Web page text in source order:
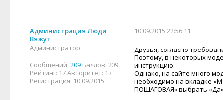
Администрация Люди
Вяжут
Администратор
Сообщений: 209 Баллов: 209
Рейтинг: 17Авторитет: 17
Регистрация: 10.09.2015
10.09.2015 22:56:11
Друзья, согласно
Поэтому, в некоторых
инструкцию.
Однако, на сайте много
необходимо на вкладке
ПОШАГОВАЯ» выбрать